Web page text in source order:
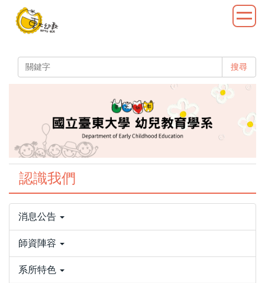
搜尋
認識我們
消息公告
師資陣容
系所特色